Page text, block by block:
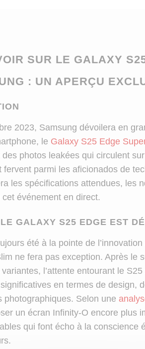
SUR LE GALAXY
: UN APERÇU
2023, Samsung dévoilera en
le Galaxy S25 Edge
photos leakées qui circulent
fervent parmi les aficionados de
les spécifications attendues, les
événement en direct.
GALAXY S25 EDGE EST
été à la pointe de
ne fera pas exception. Après le
l’attente entourant le
en termes de design,
photographiques. Selon une
un écran Infinity-O encore plus
qui font écho à la conscience